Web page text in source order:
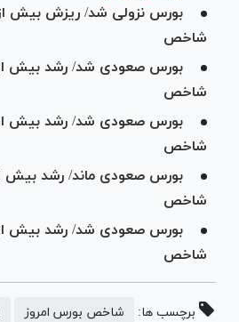
شاخص
شاخص
شاخص
شاخص
شاخص
برچسب ها: شاخص بورس امروز